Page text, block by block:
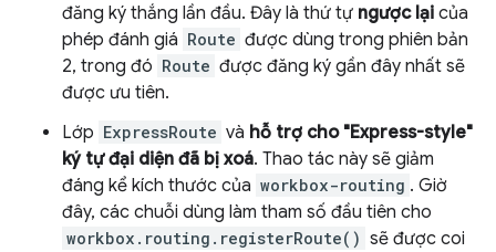
đăng ký thắng lần đầu. Đây là thứ tự ngược lại của
phép đánh giá Route được dùng trong phiên bản
2, trong đó Route được đăng ký gần đây nhất sẽ
được ưu tiên.
Lớp ExpressRoute và hỗ trợ cho "Express-style"
ký tự đại diện đã bị xoá. Thao tác này sẽ giảm
đáng kể kích thước của workbox-routing . Giờ
đây, các chuỗi dùng làm tham số đầu tiên cho
workbox.routing.registerRoute() sẽ được coi